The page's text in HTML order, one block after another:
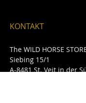
KONTAKT
The WILD HORSE
Siebing 15/1
A-8481 St. Veit in der